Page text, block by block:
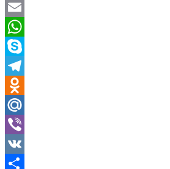
Twitter
Email
WhatsApp
Skype
Telegram
Odnoklassniki
Mail.Ru
Viber
VK